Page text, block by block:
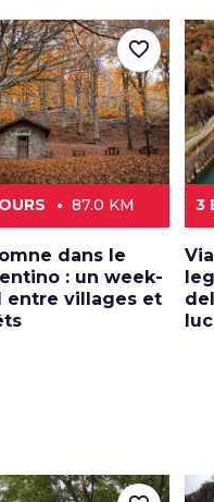
87.0 KM
dans le
: un week-
entre villages et
favorite_border
3